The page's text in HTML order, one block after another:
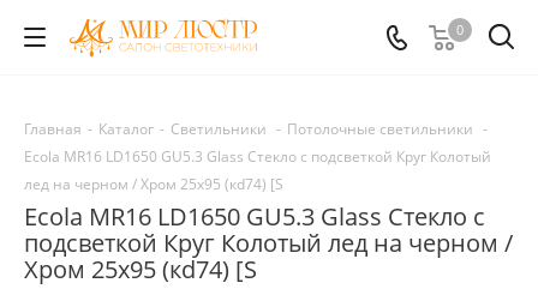
0
Главная - Каталог - Светильники - Потолочные светильники -
Ecola MR16 LD1650 GU5.3 Glass Стекло с подсветкой Круг Колотый
лед на черном / Хром 25x95 (кd74) [S
Ecola MR16 LD1650 GU5.3 Glass Стекло с
подсветкой Круг Колотый лед на черном /
Хром 25x95 (кd74) [S